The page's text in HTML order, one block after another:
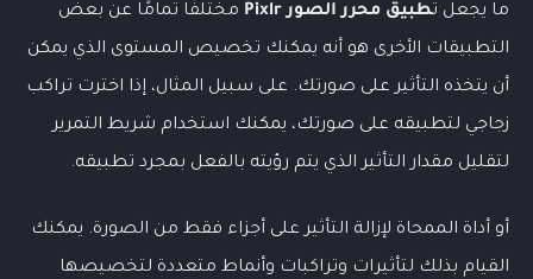
ما يجعل تطبيق محرر الصورPixlr مختلفًا تمامًا عن بعض
التطبيقات الأخرى هو أنه يمكنك تخصيص المستوى الذي يمكن
أن يتخذه التأثير على صورتك. على سبيل المثال، إذا اخترت تراكب
زجاجي لتطبيقه على صورتك، يمكنك استخدام شريط التمرير
لتقليل مقدار التأثير الذي يتم رؤيته بالفعل بمجرد تطبيقه.
أو أداة الممحاة لإزالة التأثير على أجزاء فقط من الصورة. يمكنك
القيام بذلك لتأثيرات وتراكبات وأنماط متعددة لتخصيصها